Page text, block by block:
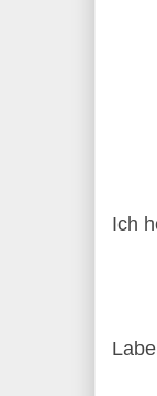
Ich